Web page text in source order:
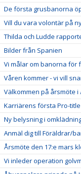
De första grusbanorna
Vill du vara volontär på
Thilda och Ludde
Bilder från Spanien
Vi målar om banorna för
Våren kommer - vi vill
Välkommen på årsmöte i
Karriärens första Pro-
Ny belysning i
Anmäl dig till Föräldrar/
Årsmöte den 17:e mars
Vi inleder operation